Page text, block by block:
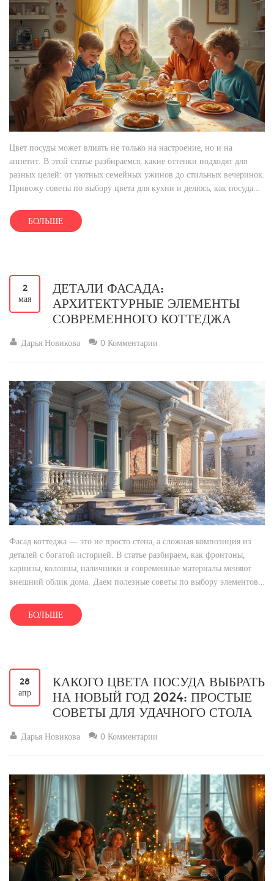
Цвет посуды может влиять не только на настроение, но и на
аппетит. В этой статье разбираемся, какие оттенки подходят для
разных целей: от уютных семейных ужинов до стильных вечеринок.
Привожу советы по выбору цвета для кухни и делюсь, как посуда
блюда аппетитнее и на что ориентироваться при покупке.
БОЛЬШЕ
2
мая
ДЕТАЛИ ФАСАДА:
АРХИТЕКТУРНЫЕ ЭЛЕМЕНТЫ
СОВРЕМЕННОГО КОТТЕДЖА
Дарья Новикова 0 Комментарии
Фасад коттеджа — это не просто стена, а сложная композиция из
деталей с богатой историей. В статье разбираем, как фронтоны,
карнизы, колонны, наличники и современные материалы меняют
внешний облик дома. Даем полезные советы по выбору элементов
сегодняшнего дня. Обсуждаем, что определяет стиль и характер
современного коттеджа. Делимся идеями, которые помогут сделать
БОЛЬШЕ
28
апр
КАКОГО ЦВЕТА ПОСУДА ВЫБРАТЬ
НА НОВЫЙ ГОД 2024: ПРОСТЫЕ
СОВЕТЫ ДЛЯ УДАЧНОГО СТОЛА
Дарья Новикова 0 Комментарии